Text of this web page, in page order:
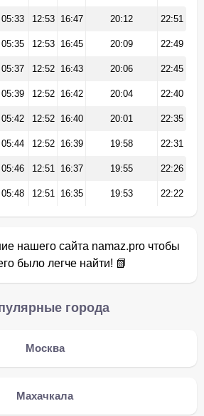
05:33 12:53 16:47 20:12 22:51
05:35 12:53 16:45 20:09 22:49
05:37 12:52 16:43 20:06 22:45
05:39 12:52 16:42 20:04 22:40
05:42 12:52 16:40 20:01 22:35
05:44 12:52 16:39 19:58 22:31
05:46 12:51 16:37 19:55 22:26
05:48 12:51 16:35 19:53 22:22
нашего сайта namaz.pro чтобы
было легче найти! 📗
города
Москва
Махачкала